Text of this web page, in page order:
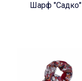
Шарф "Садко"